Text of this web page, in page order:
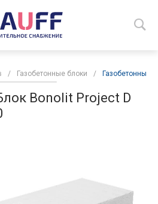
/ Газобетонные блоки / Газобетонный
Bonolit Project D